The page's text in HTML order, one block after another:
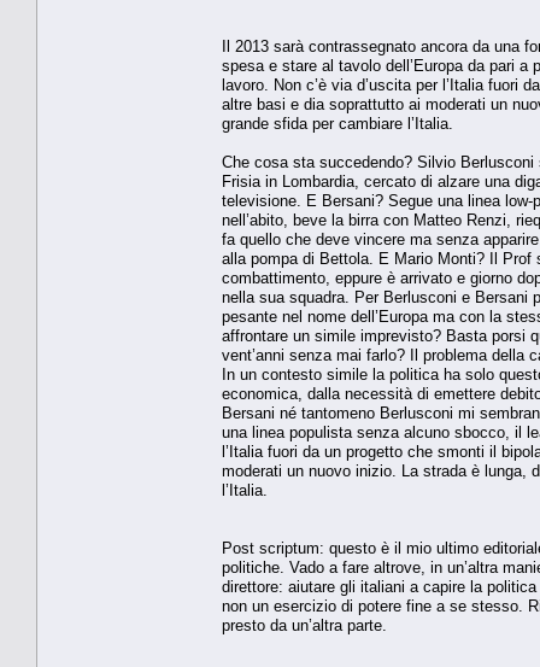
Il 2013 sarà contrassegnato ancora da una
spesa e stare al tavolo dell’Europa da pari
lavoro. Non c’è via d’uscita per l’Italia fuori
altre basi e dia soprattutto ai moderati un
grande sfida per cambiare l’Italia.
Che cosa sta succedendo? Silvio
Frisia in Lombardia, cercato di alzare una
televisione. E Bersani? Segue una linea
nell’abito, beve la birra con Matteo Renzi,
fa quello che deve vincere ma senza
alla pompa di Bettola. E Mario Monti? Il Prof
combattimento, eppure è arrivato e giorno
nella sua squadra. Per Berlusconi e Bersani
pesante nel nome dell’Europa ma con la
affrontare un simile imprevisto? Basta porsi
vent’anni senza mai farlo? Il problema della
In un contesto simile la politica ha solo
economica, dalla necessità di emettere
Bersani né tantomeno Berlusconi mi
una linea populista senza alcuno sbocco, il
l’Italia fuori da un progetto che smonti il
moderati un nuovo inizio. La strada è lunga,
l’Italia.
Post scriptum: questo è il mio ultimo
politiche. Vado a fare altrove, in un’altra
direttore: aiutare gli italiani a capire la
non un esercizio di potere fine a se stesso.
presto da un’altra parte.